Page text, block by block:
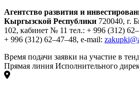
Агентство развития и
Кыргызской Республики 720040, г.
102, кабинет № 11 тел.: + 996 (312)
+ 996 (312) 62–47–48, e-mail:
Время подачи заявки на участие в
Прямая линия Исполнительного